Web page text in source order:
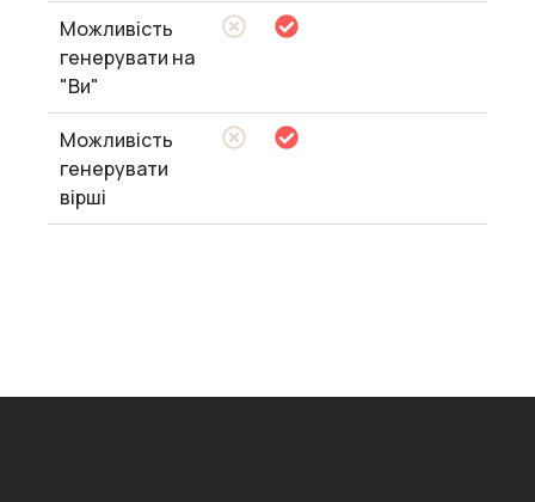
Можливість
генерувати на
"Ви"
Можливість
генерувати
вірші